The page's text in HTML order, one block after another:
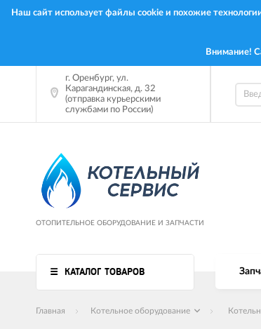
Наш сайт использует файлы cookie и похожие
Внимание!
г. Оренбург, ул.
Карагандинская, д. 32
(отправка курьерскими
службами по России)
ОТОПИТЕЛЬНОЕ ОБОРУДОВАНИЕ И ЗАПЧАСТИ
КАТАЛОГ ТОВАРОВ
Главная Котельное оборудование